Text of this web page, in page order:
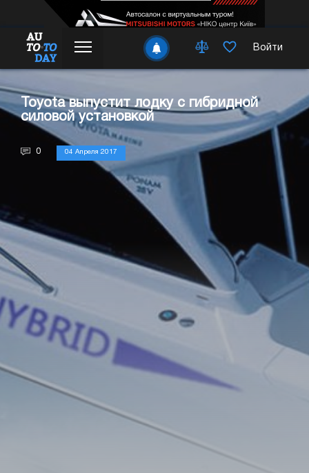
Войти
Toyota выпустит лодку с гибридной
силовой установкой
0 04 Апреля 2017